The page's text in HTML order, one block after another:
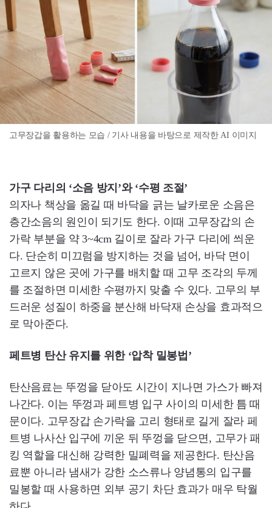
고무장갑을 활용하는 모습 / 기사 내용을 바탕으로 제작한 AI 이미지
가구 다리의 ‘소음 방지’와 ‘수평 조절’
의자나 책상을 옮길 때 바닥을 긁는 날카로운 소음은
층간소음의 원인이 되기도 한다. 이때 고무장갑의 손
가락 부분을 약 3~4cm 길이로 잘라 가구 다리에 씌운
다. 단순히 미끄럼을 방지하는 것을 넘어, 바닥 면이
고르지 않은 곳에 가구를 배치할 때 고무 조각의 두께
를 조절하면 미세한 수평까지 맞출 수 있다. 고무의 부
드러운 성질이 하중을 분산해 바닥재 손상을 효과적으
로 막아준다.
페트병 탄산 유지를 위한 ‘압착 밀봉법’
탄산음료는 뚜껑을 닫아도 시간이 지나면 가스가 빠져
나간다. 이는 뚜껑과 페트병 입구 사이의 미세한 틈 때
문이다. 고무장갑 손가락을 고리 형태로 길게 잘라 페
트병 나사산 입구에 끼운 뒤 뚜껑을 닫으면, 고무가 패
킹 역할을 대신해 강력한 밀폐력을 제공한다. 탄산음
료뿐 아니라 냄새가 강한 소스류나 양념통의 입구를
밀봉할 때 사용하면 외부 공기 차단 효과가 매우 탁월